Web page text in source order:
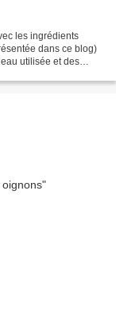
les ingrédients
dans ce blog)
utilisée et des